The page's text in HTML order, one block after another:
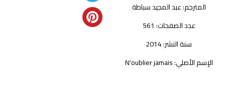
المترجم:عبد المجيد سباطة
عدد الصفحات: 561
سنة النشر: 2014
الإسم الأصلي: N'oublier jamais